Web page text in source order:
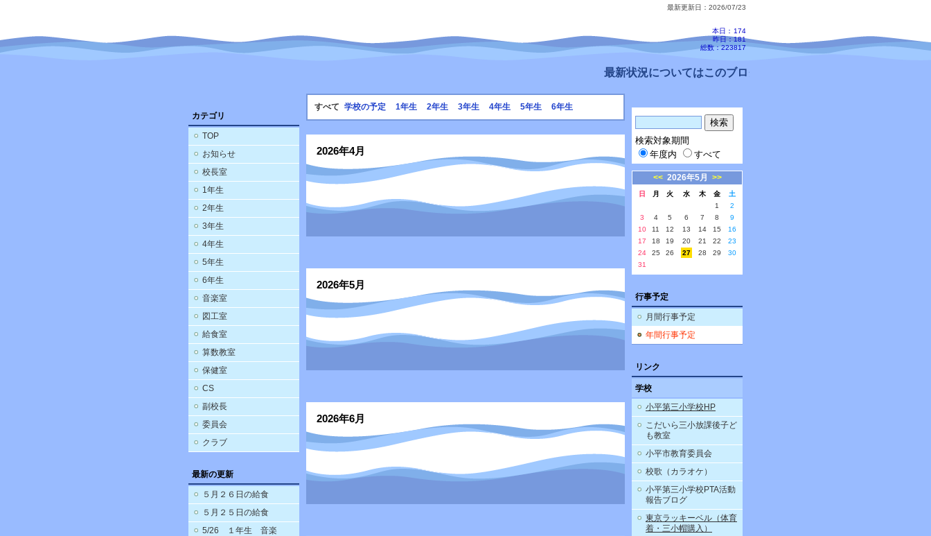
最新更新日：2026/07/23
本日： 174
昨日：181
総数：223817
最新状況についてはこのブログ、配信メールをご確認ください。
カテゴリ
TOP
お知らせ
校長室
1年生
2年生
3年生
4年生
5年生
6年生
音楽室
図工室
給食室
算数教室
保健室
CS
副校長
委員会
クラブ
最新の更新
５月２６日の給食
５月２５日の給食
5/26 １年生 音楽
すべて 学校の予定 1年生 2年生 3年生 4年生 5年生 6年生
2026年4月
2026年5月
2026年6月
検索対象期間
年度内
すべて
<< 2026年5月 >>
日 月 火 水 木 金
土
1
2
3
4 5 6 7 8
9
10
11 12 13 14 15
16
17
18 19 20 21 22
23
24
25 26 27 28 29
30
31
行事予定
月間行事予定
年間行事予定
リンク
学校
小平第三小学校HP
こだいら三小放課後子ど
も教室
小平市教育委員会
校歌（カラオケ）
小平第三小学校PTA活動
報告ブログ
東京ラッキーベル（体育
着・三小帽購入）